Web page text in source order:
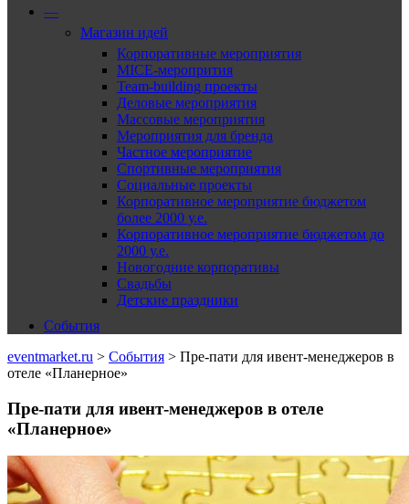
—
Магазин идей
Корпоративные мероприятия
MICE-меропрития
Team-building проекты
Деловые мероприятия
Массовые мероприятия
Мероприятия для бренда
Частное мероприятие
Спортивные мероприятия
Социальные проекты
Корпоративное мероприятие бюджетом
более 2000 у.е.
Корпоративное мероприятие бюджетом до
2000 у.е.
Новогодние корпоративы
Свадьбы
Детские праздники
События
eventmarket.ru > События > Пре-пати для ивент-менеджеров в
отеле «Планерное»
Пре-пати для ивент-менеджеров в отеле
«Планерное»